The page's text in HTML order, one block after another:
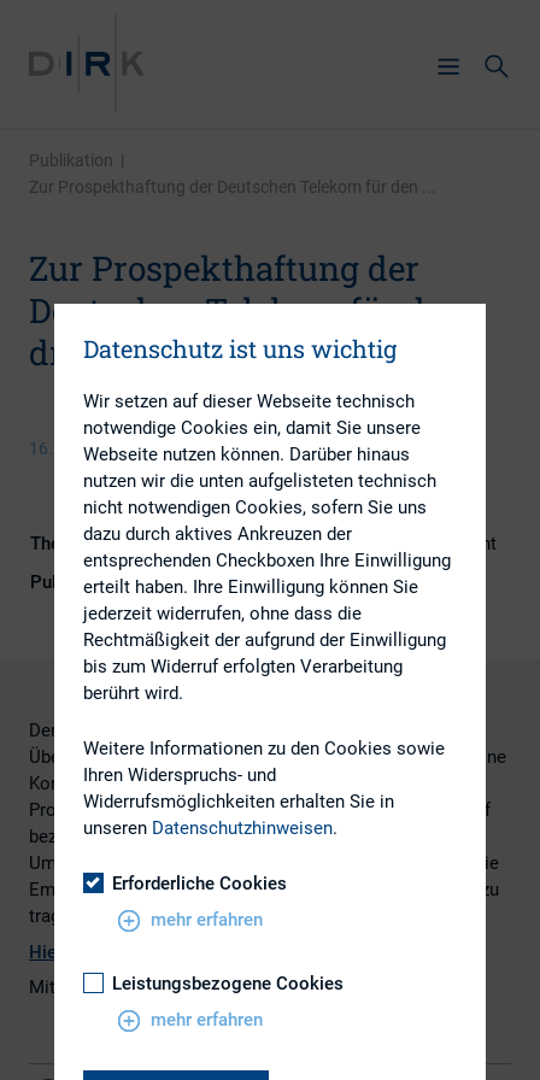
Publikation |
Zur Prospekthaftung der Deutschen Telekom für den ...
Zur Prospekthaftung der
Deutschen Telekom für den
dritten Börsengang
16. März 2015
Themengebiete
Berichterstattung, Kapitalmarktrecht
Publikationsform
Externe Publikationen
Der BGH hat entschieden, dass bei einer konzerninternen
Übertragung eines Aktienpakets von der Emittentin auf eine
Konzerntochter im Wege der Sacheinlage dann ein
Prospekt-fehler vorliegt, wenn dieser Vorgang als Verkauf
bezeichnet wird. Dies ergibt sich insbesondere aus dem
Umstand, dass der Prospekt nicht erkennen lässt, dass die
Emittentin weiterhin das volle Risiko eines Kursverlusts zu
tragen hat.
Hier
Mit freundlicher Unterstützung vonWhite & Case
Datenschutz ist uns wichtig
Wir setzen auf dieser Webseite technisch
notwendige Cookies ein, damit Sie unsere
Webseite nutzen können. Darüber hinaus
nutzen wir die unten aufgelisteten technisch
nicht notwendigen Cookies, sofern Sie uns
dazu durch aktives Ankreuzen der
entsprechenden Checkboxen Ihre Einwilligung
erteilt haben. Ihre Einwilligung können Sie
jederzeit widerrufen, ohne dass die
Rechtmäßigkeit der aufgrund der Einwilligung
bis zum Widerruf erfolgten Verarbeitung
berührt wird.
Weitere Informationen zu den Cookies sowie
Ihren Widerspruchs- und
Widerrufsmöglichkeiten erhalten Sie in
unseren Datenschutzhinweisen.
Erforderliche Cookies
mehr erfahren
Leistungsbezogene Cookies
mehr erfahren